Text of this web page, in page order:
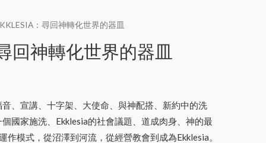
：尋回神轉化世界的器皿
回神轉化世界的器皿
、宣講、十字架、大使命、與神配搭、新約中的洗
國家施洗、Ekklesia的社會議題、道成肉身、神的最
作模式，從沼澤到河流，從經營教會到成為Ekklesia。